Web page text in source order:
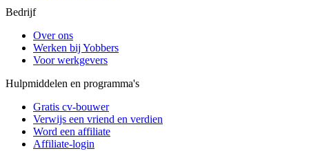
Bedrijf
Over ons
Werken bij Yobbers
Voor werkgevers
Hulpmiddelen en programma's
Gratis cv-bouwer
Verwijs een vriend en verdien
Word een affiliate
Affiliate-login